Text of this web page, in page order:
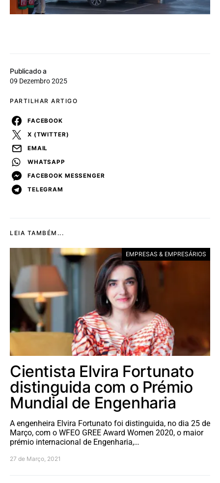
Publicado a
09 Dezembro 2025
PARTILHAR ARTIGO
FACEBOOK
X (TWITTER)
EMAIL
WHATSAPP
FACEBOOK MESSENGER
TELEGRAM
LEIA TAMBÉM...
EMPRESAS & EMPRESÁRIOS
Cientista Elvira Fortunato
distinguida com o Prémio
Mundial de Engenharia
A engenheira Elvira Fortunato foi distinguida, no dia 25 de
Março, com o WFEO GREE Award Women 2020, o maior
prémio internacional de Engenharia,…
27 de Março, 2021